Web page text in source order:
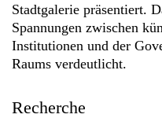
Stadtgalerie präsentiert.
Spannungen zwischen
Institutionen und der
Raums verdeutlicht.
Recherche